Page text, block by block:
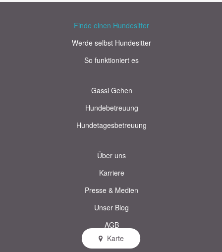
Karte
Finde einen Hundesitter
Werde selbst Hundesitter
So funktioniert es
Gassi Gehen
Hundebetreuung
Hundetagesbetreuung
Über uns
Karriere
Presse & Medien
Unser Blog
AGB
Datenschutz